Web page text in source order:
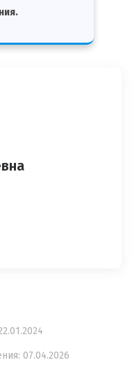
07.04.2026